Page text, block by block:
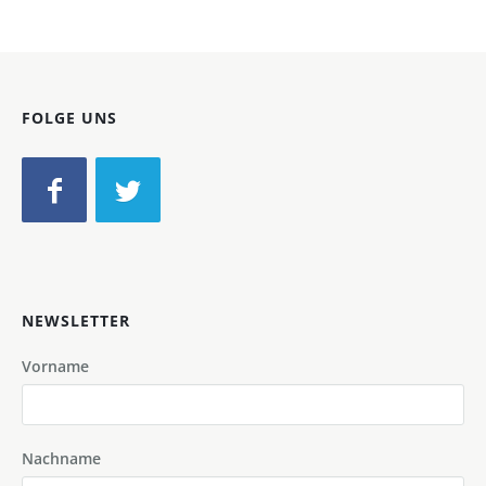
FOLGE UNS
NEWSLETTER
Vorname
Nachname